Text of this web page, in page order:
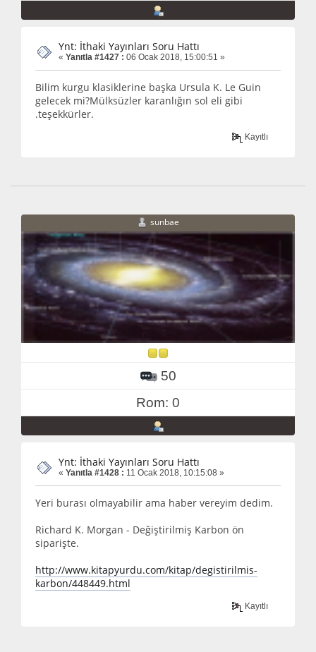
Ynt: İthaki Yayınları Soru Hattı
« Yanıtla #1427 : 06 Ocak 2018, 15:00:51 »
Bilim kurgu klasiklerine başka Ursula K. Le Guin
gelecek mi?Mülksüzler karanlığın sol eli gibi
.teşekkürler.
Kayıtlı
sunbae
50
Rom: 0
Ynt: İthaki Yayınları Soru Hattı
« Yanıtla #1428 : 11 Ocak 2018, 10:15:08 »
Yeri burası olmayabilir ama haber vereyim dedim.
Richard K. Morgan - Değiştirilmiş Karbon ön
siparişte.
http://www.kitapyurdu.com/kitap/degistirilmis-
karbon/448449.html
Kayıtlı